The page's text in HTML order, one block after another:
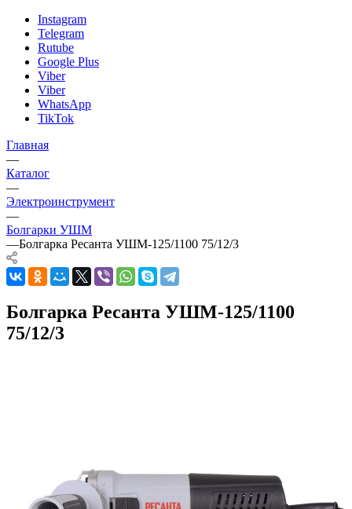
Instagram
Telegram
Rutube
Google Plus
Viber
Viber
WhatsApp
TikTok
Главная
—
Каталог
—
Электроинструмент
—
Болгарки УШМ
—Болгарка Ресанта УШМ-125/1100 75/12/3
Болгарка Ресанта УШМ-125/1100
75/12/3